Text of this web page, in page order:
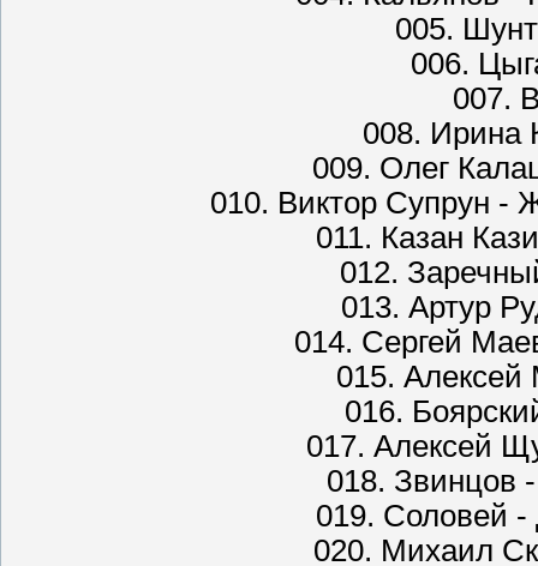
005.
006.
007.
008. Ирина
009. Олег
010. Виктор Супрун
011. Казан
012.
013. Артур
014. Сергей
015. Алексей
016.
017. Алексей
018. Звинцов
019. Соловей
020. Михаил